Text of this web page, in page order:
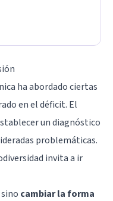
ha abordado ciertas
en el déficit. El
un diagnóstico
problemáticas.
invita a ir
cambiar la forma